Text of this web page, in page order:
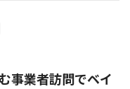
事業者訪問でベイ